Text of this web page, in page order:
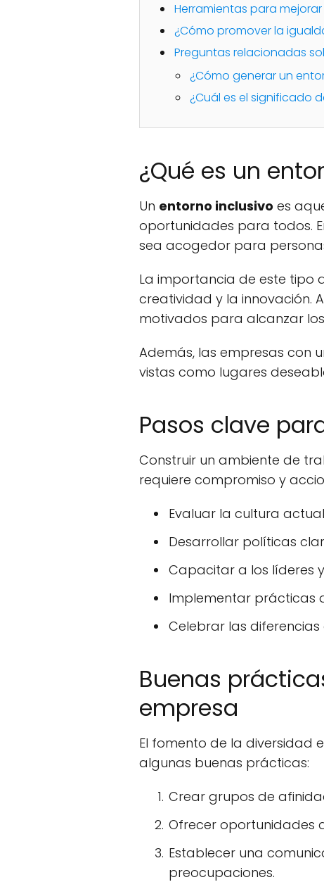
Herramientas para
¿Cómo promover la
Preguntas relacionadas
¿Cómo generar un
¿Cuál es el significado
¿Qué es un
Un entorno inclusivo es
oportunidades para todos.
sea acogedor para
La importancia de este tipo
creatividad y la innovación.
motivados para alcanzar
Además, las empresas con
vistas como lugares
Pasos clave
Construir un ambiente de
requiere compromiso y
Evaluar la cultura
Desarrollar políticas
Capacitar a los líderes
Implementar prácticas
Celebrar las
Buenas
empresa
El fomento de la diversidad
algunas buenas prácticas:
Crear grupos de
Ofrecer oportunidades
Establecer una
preocupaciones.